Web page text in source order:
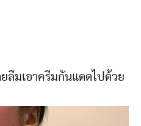
ลืมเอาครีมกันแดดไปด้วย